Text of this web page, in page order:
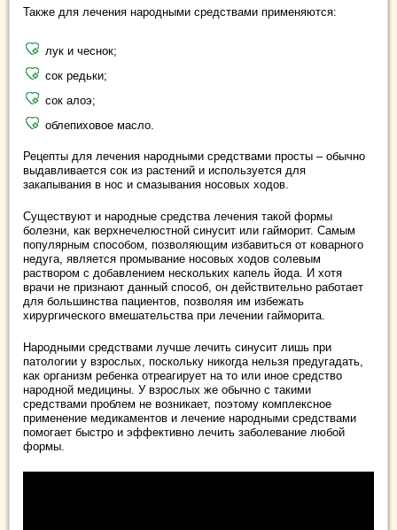
Также для лечения народными средствами применяются:
лук и чеснок;
сок редьки;
сок алоэ;
облепиховое масло.
Рецепты для лечения народными средствами просты – обычно
выдавливается сок из растений и используется для
закапывания в нос и смазывания носовых ходов.
Существуют и народные средства лечения такой формы
болезни, как верхнечелюстной синусит или гайморит. Самым
популярным способом, позволяющим избавиться от коварного
недуга, является промывание носовых ходов солевым
раствором с добавлением нескольких капель йода. И хотя
врачи не признают данный способ, он действительно работает
для большинства пациентов, позволяя им избежать
хирургического вмешательства при лечении гайморита.
Народными средствами лучше лечить синусит лишь при
патологии у взрослых, поскольку никогда нельзя предугадать,
как организм ребенка отреагирует на то или иное средство
народной медицины. У взрослых же обычно с такими
средствами проблем не возникает, поэтому комплексное
применение медикаментов и лечение народными средствами
помогает быстро и эффективно лечить заболевание любой
формы.